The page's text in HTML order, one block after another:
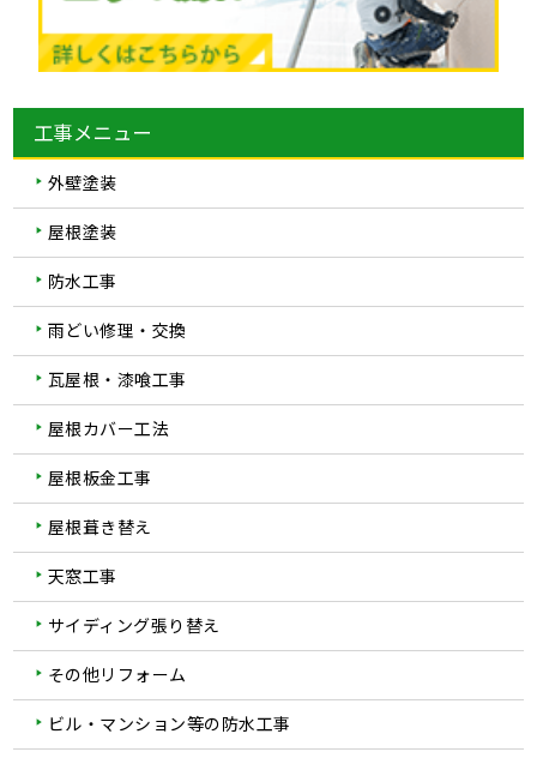
工事メニュー
外壁塗装
屋根塗装
防水工事
雨どい修理・交換
瓦屋根・漆喰工事
屋根カバー工法
屋根板金工事
屋根葺き替え
天窓工事
サイディング張り替え
その他リフォーム
ビル・マンション等の防水工事